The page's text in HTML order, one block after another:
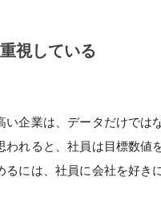
視している
い企業は、データだけで
われると、社員は目標数
るには、社員に会社を好